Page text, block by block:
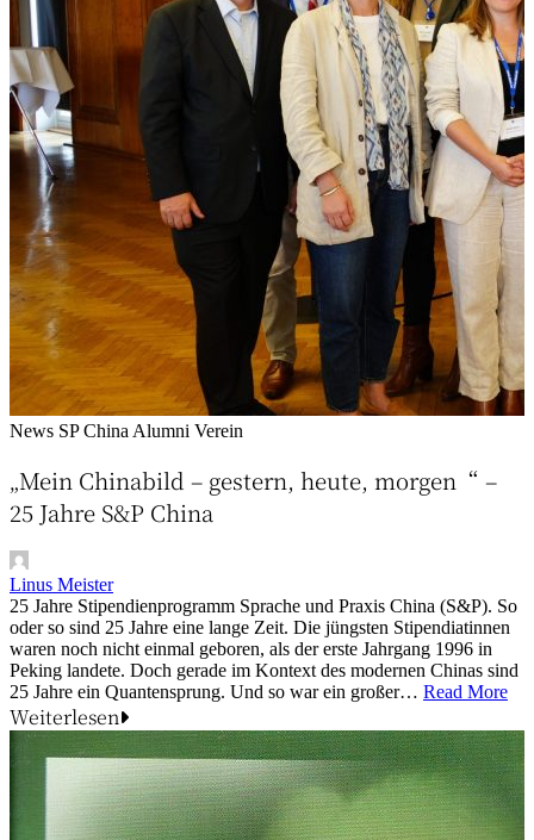
News SP China Alumni Verein
„Mein Chinabild – gestern, heute, morgen“ –
25 Jahre S&P China
Linus Meister
25 Jahre Stipendienprogramm Sprache und Praxis China (S&P). So
oder so sind 25 Jahre eine lange Zeit. Die jüngsten Stipendiatinnen
waren noch nicht einmal geboren, als der erste Jahrgang 1996 in
Peking landete. Doch gerade im Kontext des modernen Chinas sind
25 Jahre ein Quantensprung. Und so war ein großer… Read More
Weiterlesen